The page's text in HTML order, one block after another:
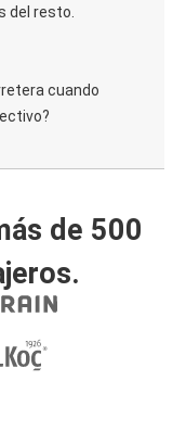
del resto.
cuando
de 500